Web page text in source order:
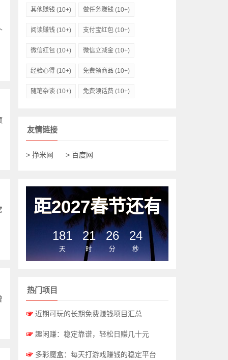
其他赚钱 (10+) 做任务赚钱 (10+)
阅读赚钱 (10+) 支付宝红包 (10+)
微信红包 (10+) 微信立减金 (10+)
经验心得 (10+) 免费领商品 (10+)
随笔杂谈 (10+) 免费领话费 (10+)
友情链接
> 挣米网 > 百度网
距2027春节还有
181
天
21
时
26
分
23
秒
热门项目
☞ 近期可玩的长期免费赚钱项目汇总
☞ 趣闲赚：稳定靠谱，轻松日赚几十元
☞ 多彩魔盒：每天打游戏赚钱的稳定平台